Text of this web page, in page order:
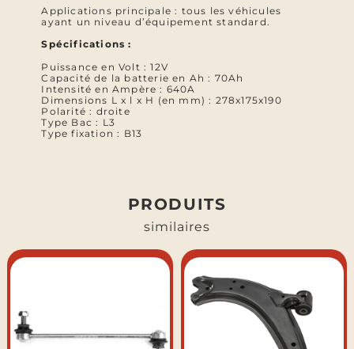
Applications principale : tous les véhicules
ayant un niveau d’équipement standard.
Spécifications :
Puissance en Volt : 12V
Capacité de la batterie en Ah : 70Ah
Intensité en Ampère : 640A
Dimensions L x l x H (en mm) : 278x175x190
Polarité : droite
Type Bac : L3
Type fixation : B13
PRODUITS
similaires